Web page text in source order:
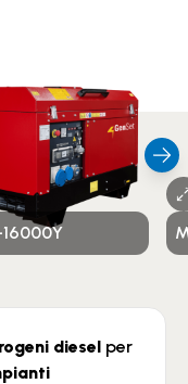
diesel per